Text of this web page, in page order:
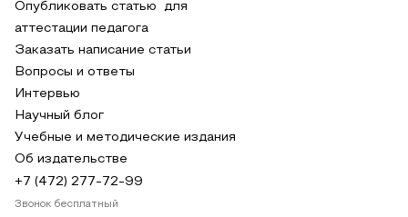
Опубликовать статью для
аттестации педагога
Заказать написание статьи
Вопросы и ответы
Интервью
Научный блог
Учебные и методические издания
Об издательстве
+7 (472) 277-72-99
Звонок бесплатный